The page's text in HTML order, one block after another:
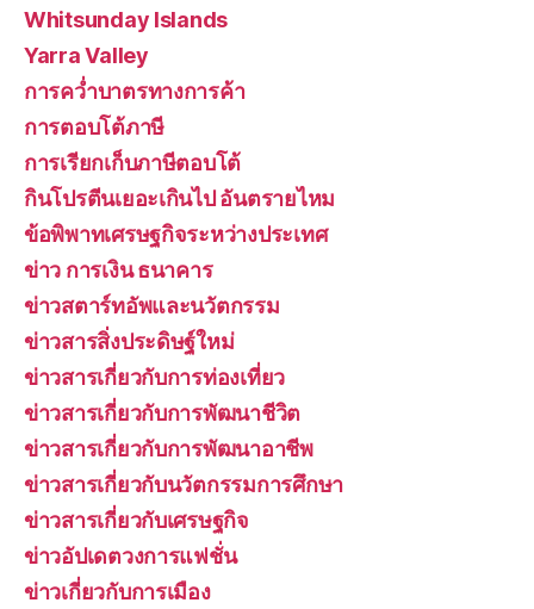
Whitsunday Islands
Yarra Valley
การคว่ำบาตรทางการค้า
การตอบโต้ภาษี
การเรียกเก็บภาษีตอบโต้
กินโปรตีนเยอะเกินไป อันตรายไหม
ข้อพิพาทเศรษฐกิจระหว่างประเทศ
ข่าว การเงิน ธนาคาร
ข่าวสตาร์ทอัพและนวัตกรรม
ข่าวสารสิ่งประดิษฐ์ใหม่
ข่าวสารเกี่ยวกับการท่องเที่ยว
ข่าวสารเกี่ยวกับการพัฒนาชีวิต
ข่าวสารเกี่ยวกับการพัฒนาอาชีพ
ข่าวสารเกี่ยวกับนวัตกรรมการศึกษา
ข่าวสารเกี่ยวกับเศรษฐกิจ
ข่าวอัปเดตวงการแฟชั่น
ข่าวเกี่ยวกับการเมือง